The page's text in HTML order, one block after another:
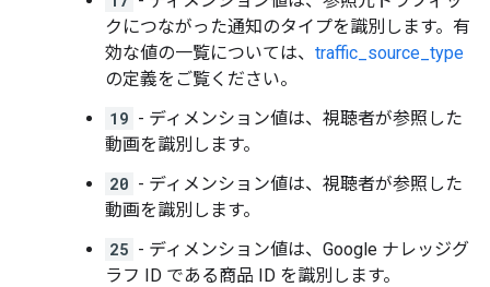
クにつながった通知のタイプを識別します。有
効な値の一覧については、 traffic_source_type
の定義をご覧ください。
19 - ディメンション値は、視聴者が参照した
動画を識別します。
20 - ディメンション値は、視聴者が参照した
動画を識別します。
25 - ディメンション値は、Google ナレッジグ
ラフ ID である商品 ID を識別します。